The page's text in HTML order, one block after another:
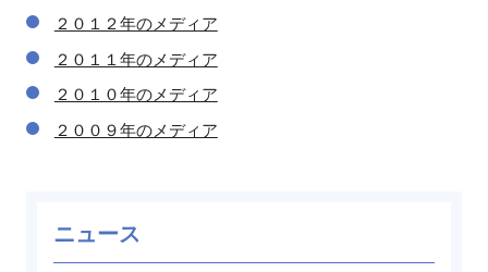
２０１２年のメディア
２０１１年のメディア
２０１０年のメディア
２００９年のメディア
ニュース